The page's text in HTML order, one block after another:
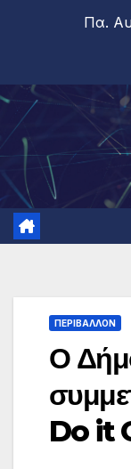
Πα.
ΠΕΡΙΒΑΛΛΟΝ
Ο
Do it